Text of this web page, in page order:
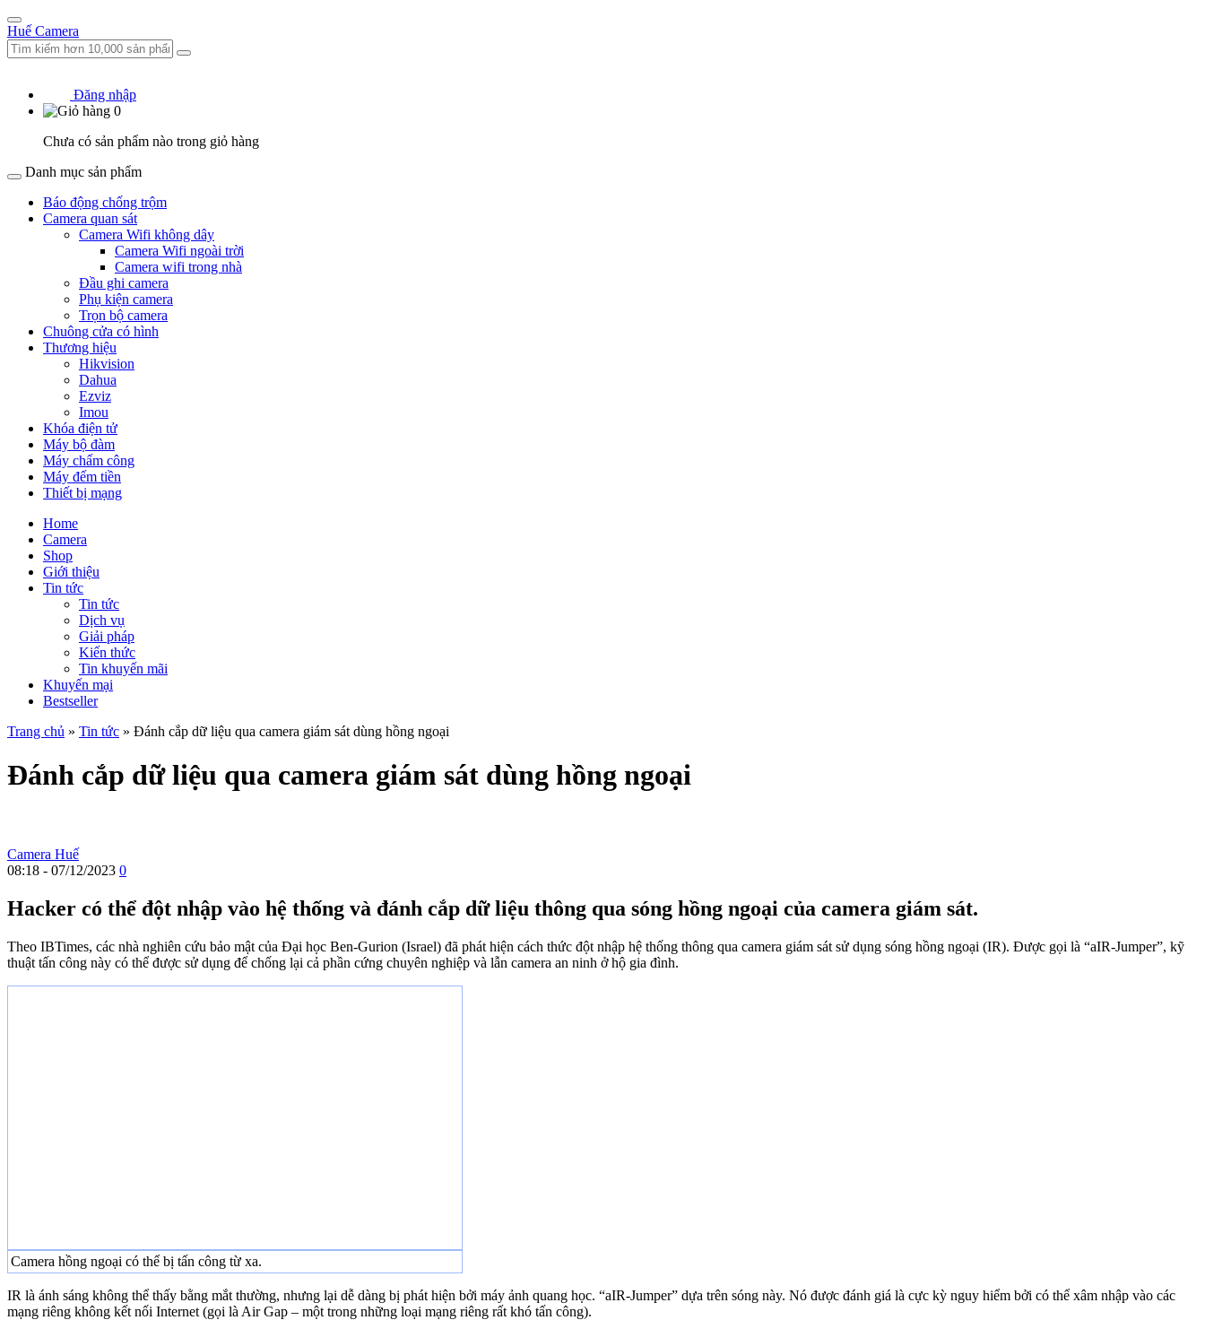
Huế Camera
Đăng nhập
0
Chưa có sản phẩm nào trong giỏ hàng
Danh mục sản phẩm
Báo động chống trộm
Camera quan sát
Camera Wifi không dây
Camera Wifi ngoài trời
Camera wifi trong nhà
Đầu ghi camera
Phụ kiện camera
Trọn bộ camera
Chuông cửa có hình
Thương hiệu
Hikvision
Dahua
Ezviz
Imou
Khóa điện tử
Máy bộ đàm
Máy chấm công
Máy đếm tiền
Thiết bị mạng
Home
Camera
Shop
Giới thiệu
Tin tức
Tin tức
Dịch vụ
Giải pháp
Kiến thức
Tin khuyến mãi
Khuyến mại
Bestseller
Trang chủ » Tin tức » Đánh cắp dữ liệu qua camera giám sát dùng hồng ngoại
Đánh cắp dữ liệu qua camera giám sát dùng hồng ngoại
Camera Huế
08:18 - 07/12/2023 0
Hacker có thể đột nhập vào hệ thống và đánh cắp dữ liệu thông qua sóng hồng ngoại của camera giám sát.
Theo IBTimes, các nhà nghiên cứu bảo mật của Đại học Ben-Gurion (Israel) đã phát hiện cách thức đột nhập hệ thống thông qua camera giám sát sử dụng sóng hồng ngoại (IR). Được gọi là “aIR-Jumper”, kỹ
thuật tấn công này có thể được sử dụng để chống lại cả phần cứng chuyên nghiệp và lẫn camera an ninh ở hộ gia đình.
Camera hồng ngoại có thể bị tấn công từ xa.
IR là ánh sáng không thể thấy bằng mắt thường, nhưng lại dễ dàng bị phát hiện bởi máy ảnh quang học. “aIR-Jumper” dựa trên sóng này. Nó được đánh giá là cực kỳ nguy hiểm bởi có thể xâm nhập vào các
mạng riêng không kết nối Internet (gọi là Air Gap – một trong những loại mạng riêng rất khó tấn công).